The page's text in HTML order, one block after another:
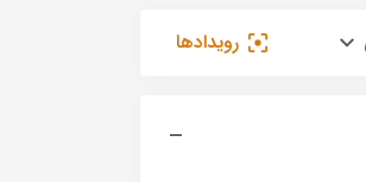
رویدادها
—